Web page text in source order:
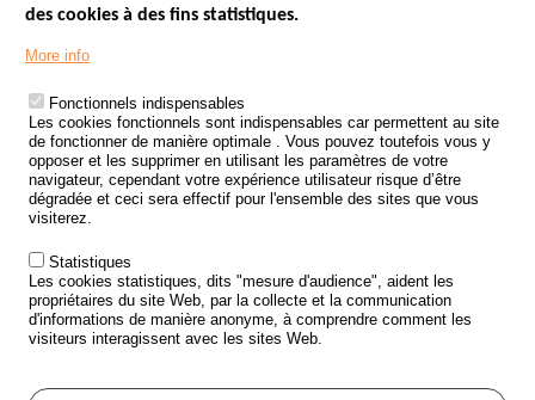
Menu
Footer
LES SITES PUBLICS
ÉTAT DE L’INSÉCURITÉ ROUTIÈRE
TRAITEMENT DES DONNÉES PERSONNELLES DES ACCIDENTS DE
LA ROUTE
ETUDES ET RECHERCHES
APPEL À PROJETS
POLITIQUE DE SÉCURITÉ ROUTIÈRE
Outils
AGENDA
GLOSSAIRE
des cookies à des fins statistiques.
More info
Fonctionnels indispensables
Les cookies fonctionnels sont indispensables car permettent au site
de fonctionner de manière optimale . Vous pouvez toutefois vous y
opposer et les supprimer en utilisant les paramètres de votre
navigateur, cependant votre expérience utilisateur risque d’être
dégradée et ceci sera effectif pour l'ensemble des sites que vous
visiterez.
Statistiques
Les cookies statistiques, dits "mesure d'audience", aident les
propriétaires du site Web, par la collecte et la communication
d'informations de manière anonyme, à comprendre comment les
visiteurs interagissent avec les sites Web.